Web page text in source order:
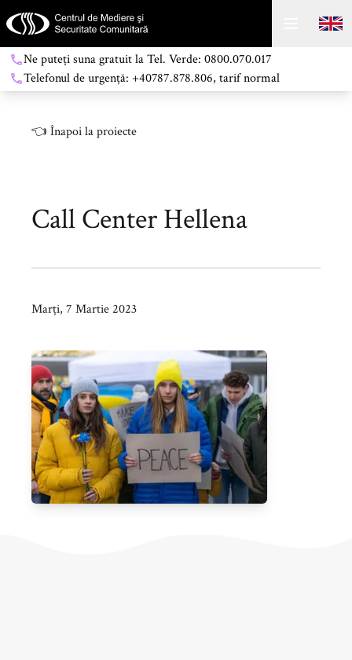
Ne puteți suna gratuit la Tel. Verde: 0800.070.017
Telefonul de urgență: +40787.878.806, tarif normal
👈 Înapoi la proiecte
Call Center Hellena
Marți, 7 Martie 2023